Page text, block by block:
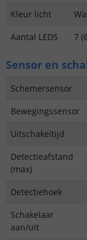
Kleur licht
Aantal LEDS
7
Sensor en
Schemersensor
Bewegingssensor
Uitschakeltijd
Detectieafstand
(max)
Detectiehoek
Schakelaar
aan/uit